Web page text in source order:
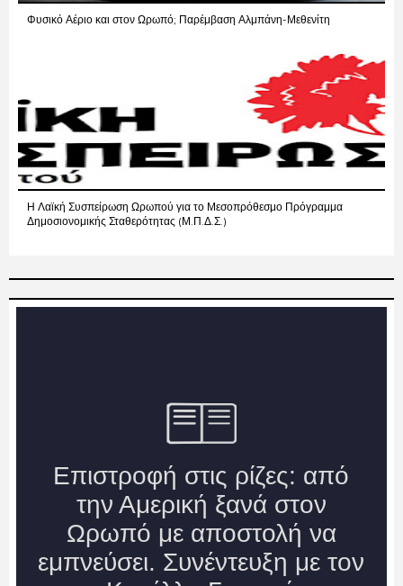
Φυσικό Αέριο και στον Ωρωπό; Παρέμβαση Αλμπάνη-Μεθενίτη
Η Λαϊκή Συσπείρωση Ωρωπού για το Μεσοπρόθεσμο Πρόγραμμα
Δημοσιονομικής Σταθερότητας (Μ.Π.Δ.Σ.)